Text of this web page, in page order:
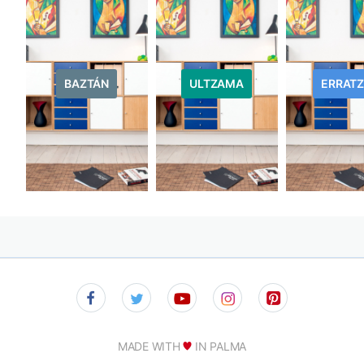
BAZTÁN ULTZAMA
MADE WITH IN PALMA